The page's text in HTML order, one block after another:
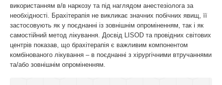
використанням в/в наркозу та під наглядом анестезіолога за
необхідності. Брахітерапія не викликає значних побічних явищ, її
застосовують як у поєднанні із зовнішнім опроміненням, так і як
самостійний метод лікування. Досвід LISOD та провідних світових
центрів показав, що брахітерапія є важливим компонентом
комбінованого лікування – в поєднанні з хірургічними втручаннями
та/або зовнішнім опроміненням.